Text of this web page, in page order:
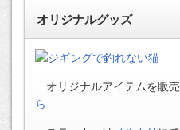
オリジナルグッズ
オリジナルアイテムを販
ら